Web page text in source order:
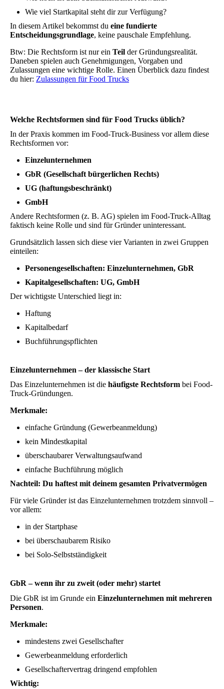
Wie viel Startkapital steht dir zur Verfügung?
In diesem Artikel bekommst du eine fundierte
Entscheidungsgrundlage, keine pauschale Empfehlung.
Btw: Die Rechtsform ist nur ein Teil der Gründungsrealität.
Daneben spielen auch Genehmigungen, Vorgaben und
Zulassungen eine wichtige Rolle. Einen Überblick dazu findest
du hier: Zulassungen für Food Trucks
Welche Rechtsformen sind für Food Trucks üblich?
In der Praxis kommen im Food-Truck-Business vor allem diese
Rechtsformen vor:
Einzelunternehmen
GbR (Gesellschaft bürgerlichen Rechts)
UG (haftungsbeschränkt)
GmbH
Andere Rechtsformen (z. B. AG) spielen im Food-Truck-Alltag
faktisch keine Rolle und sind für Gründer uninteressant.
Grundsätzlich lassen sich diese vier Varianten in zwei Gruppen
einteilen:
Personengesellschaften: Einzelunternehmen, GbR
Kapitalgesellschaften: UG, GmbH
Der wichtigste Unterschied liegt in:
Haftung
Kapitalbedarf
Buchführungspflichten
Einzelunternehmen – der klassische Start
Das Einzelunternehmen ist die häufigste Rechtsform bei Food-
Truck-Gründungen.
Merkmale:
einfache Gründung (Gewerbeanmeldung)
kein Mindestkapital
überschaubarer Verwaltungsaufwand
einfache Buchführung möglich
Nachteil: Du haftest mit deinem gesamten Privatvermögen
Für viele Gründer ist das Einzelunternehmen trotzdem sinnvoll –
vor allem:
in der Startphase
bei überschaubarem Risiko
bei Solo-Selbstständigkeit
GbR – wenn ihr zu zweit (oder mehr) startet
Die GbR ist im Grunde ein Einzelunternehmen mit mehreren
Personen.
Merkmale:
mindestens zwei Gesellschafter
Gewerbeanmeldung erforderlich
Gesellschaftervertrag dringend empfohlen
Wichtig: